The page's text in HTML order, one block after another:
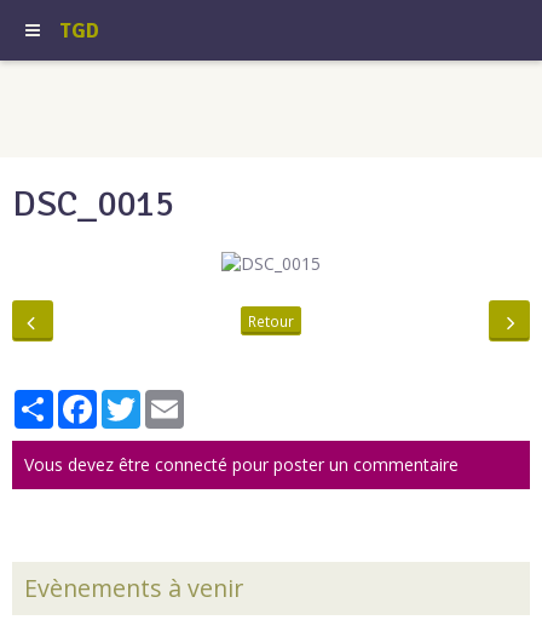
TGD
DSC_0015
Retour
PartagerFacebook
Twitter
Vous devez être connecté pour poster un commentaire
Evènements à venir